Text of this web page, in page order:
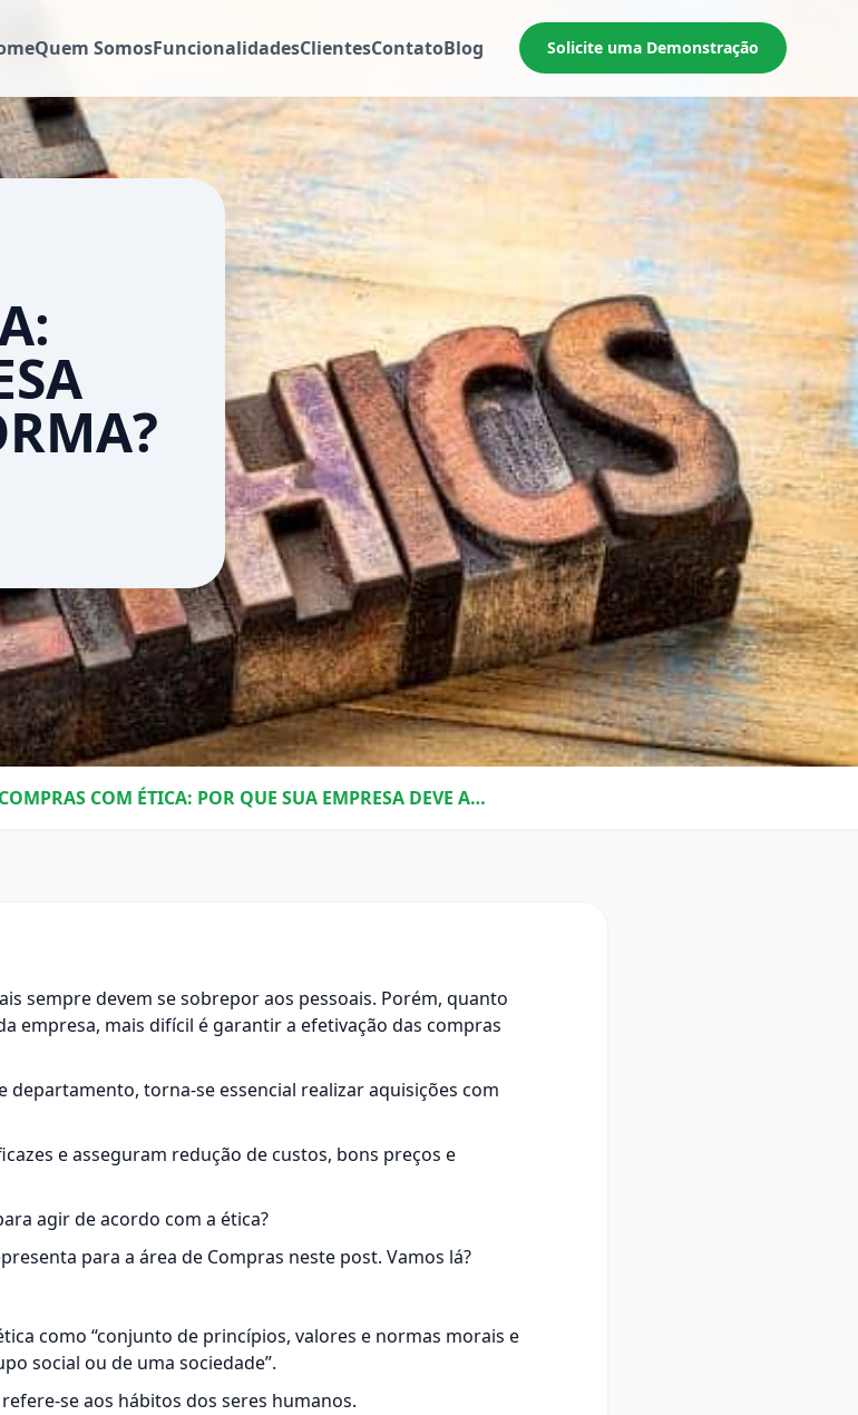
Quem SomosFuncionalidadesClientesContatoBlog Solicite uma Demonstração
COMPRAS COM ÉTICA: POR QUE SUA EMPRESA DEVE AGIR DESSA FORMA?
sempre devem se sobrepor aos pessoais. Porém, quanto
empresa, mais difícil é garantir a efetivação das compras
departamento, torna-se essencial realizar aquisições com
e asseguram redução de custos, bons preços e
agir de acordo com a ética?
para a área de Compras neste post. Vamos lá?
como “conjunto de princípios, valores e normas morais e
social ou de uma sociedade”.
se aos hábitos dos seres humanos.